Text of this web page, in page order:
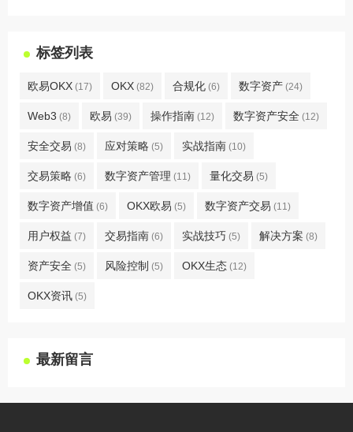
标签列表
欧易OKX (17) OKX (82) 合规化 (6) 数字资产 (24)
Web3 (8) 欧易 (39) 操作指南 (12) 数字资产安全 (12)
安全交易 (8) 应对策略 (5) 实战指南 (10)
交易策略 (6) 数字资产管理 (11) 量化交易 (5)
数字资产增值 (6) OKX欧易 (5) 数字资产交易 (11)
用户权益 (7) 交易指南 (6) 实战技巧 (5) 解决方案 (8)
资产安全 (5) 风险控制 (5) OKX生态 (12)
OKX资讯 (5)
最新留言